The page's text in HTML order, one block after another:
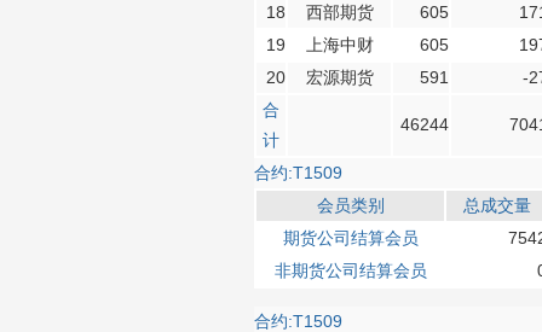
18
西部期货 605
19
上海中财 605
20
宏源期货 591
-
合
计
46244
合约:T1509
会员类别
总成交量
期货公司结算会员
非期货公司结算会员
合约:T1509